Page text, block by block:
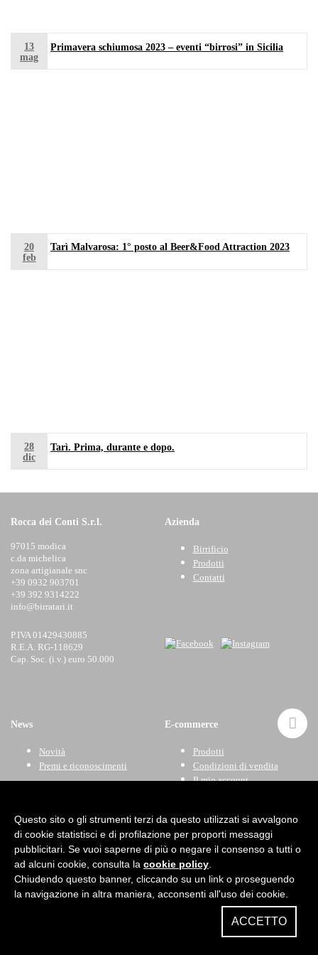
Primavera schiumosa 2023 – eventi “birrosi” in Sicilia
13
mag
Tarì Malvarosa: 1° posto al Beer&Food Attraction 2023
20
feb
Tarì. Prima, durante e dopo.
28
dic
Rocca dei Conti S.r.l.
97015 modica
c.da michelica
zona artigianale snc
+39 0932 903701
+39 392 9314222
info@birratari.it
P.IVA 01429430885
R.E.A. RG-118629
Cap. Soc. (i.v.) euro 50.000
Azienda
Birrificio
Prodotti
Contatti
News
Novità
Premi e riconoscimenti
Newsletter
E-commerce
Prodotti
Condizioni di vendita
Il mio account
ACCETTO
Questo sito o gli strumenti terzi da questo utilizzati si avvalgono
di cookie statistisci e di profilazione per proporti messaggi
pubblicitari. Se vuoi saperne di più o negare il consenso a tutti o
ad alcuni cookie, consulta la cookie policy
Chiudendo questo banner, cliccando su un link o proseguendo
la navigazione in altra maniera, acconsenti all'uso dei cookie.